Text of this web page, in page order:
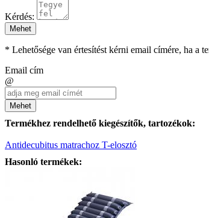
Kérdés:
Mehet
* Lehetősége van értesítést kérni email címére, ha a
Email cím
@
Mehet
Termékhez rendelhető kiegészítők, tartozékok:
Antidecubitus matrachoz T-elosztó
Hasonló termékek: